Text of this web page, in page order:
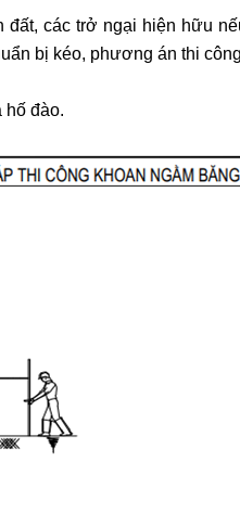
đất, các trở ngại hiện hữu
bị kéo, phương án thi
hố đào.